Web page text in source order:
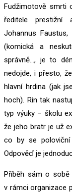
Fudžimotově smrti
ředitele prestižní
Johannus
(komická a
správně…, je to
nedojde, i přesto,
hlavní hrdina (jak
hoch). Rin tak
typ výuky – školu
že jeho bratr je už
co by se poloviční
Odpověď je
Příběh sám o sobě
v rámci organizace